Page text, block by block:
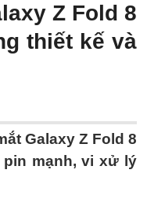
Z Fold 8
thiết kế và
Galaxy Z Fold 8
mạnh, vi xử lý